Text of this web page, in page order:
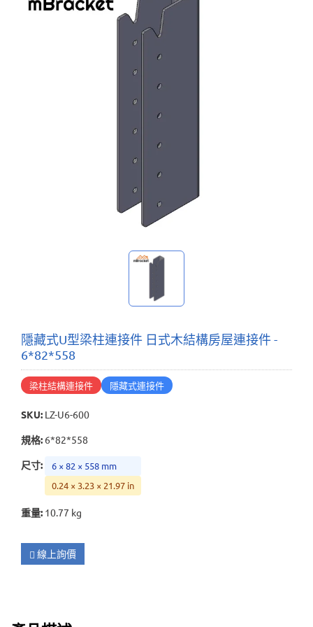
我的詢價
隱藏式U型梁柱連接件 日式木結構房屋連接件 -
6*82*558
梁柱結構連接件 隱藏式連接件
SKU: LZ-U6-600
規格: 6*82*558
尺寸:
6 × 82 × 558 mm
0.24 × 3.23 × 21.97 in
重量: 10.77 kg
線上詢價